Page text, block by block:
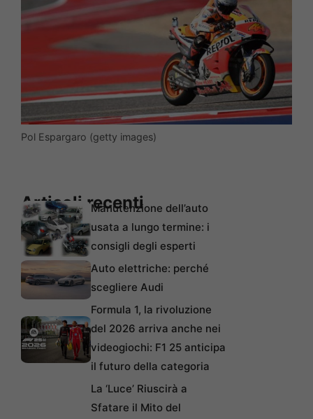
Pol Espargaro (getty images)
Articoli recentiManutenzione dell’auto
usata a lungo termine: i
consigli degli esperti
Auto elettriche: perché
scegliere Audi
Formula 1, la rivoluzione
del 2026 arriva anche nei
videogiochi: F1 25 anticipa
il futuro della categoria
La ‘Luce’ Riuscirà a
Sfatare il Mito del